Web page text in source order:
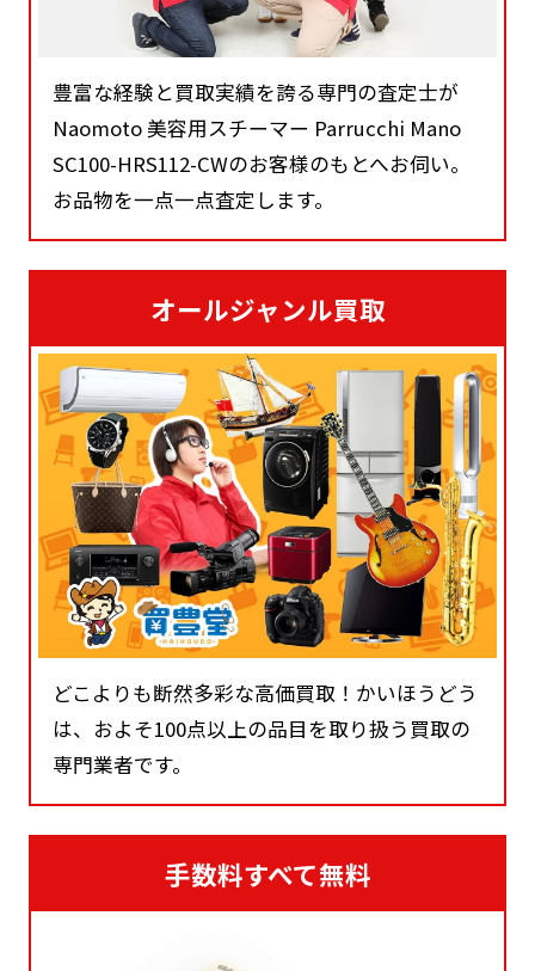
豊富な経験と買取実績を誇る専門の査定士が
Naomoto 美容用スチーマー Parrucchi Mano
SC100-HRS112-CWのお客様のもとへお伺い。
お品物を一点一点査定します。
オールジャンル買取
どこよりも断然多彩な高価買取！かいほうどう
は、およそ100点以上の品目を取り扱う買取の
専門業者です。
手数料すべて無料